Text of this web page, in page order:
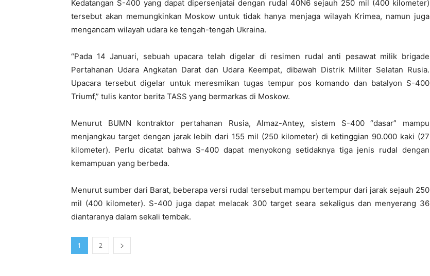
Kedatangan S-400 yang dapat dipersenjatai dengan rudal 40N6 sejauh 250 mil (400 kilometer)
tersebut akan memungkinkan Moskow untuk tidak hanya menjaga wilayah Krimea, namun juga
mengancam wilayah udara ke tengah-tengah Ukraina.
“Pada 14 Januari, sebuah upacara telah digelar di resimen rudal anti pesawat milik brigade
Pertahanan Udara Angkatan Darat dan Udara Keempat, dibawah Distrik Militer Selatan Rusia.
Upacara tersebut digelar untuk meresmikan tugas tempur pos komando dan batalyon S-400
Triumf,” tulis kantor berita TASS yang bermarkas di Moskow.
Menurut BUMN kontraktor pertahanan Rusia, Almaz-Antey, sistem S-400 “dasar” mampu
menjangkau target dengan jarak lebih dari 155 mil (250 kilometer) di ketinggian 90.000 kaki (27
kilometer). Perlu dicatat bahwa S-400 dapat menyokong setidaknya tiga jenis rudal dengan
kemampuan yang berbeda.
Menurut sumber dari Barat, beberapa versi rudal tersebut mampu bertempur dari jarak sejauh 250
mil (400 kilometer). S-400 juga dapat melacak 300 target seara sekaligus dan menyerang 36
diantaranya dalam sekali tembak.
1 2